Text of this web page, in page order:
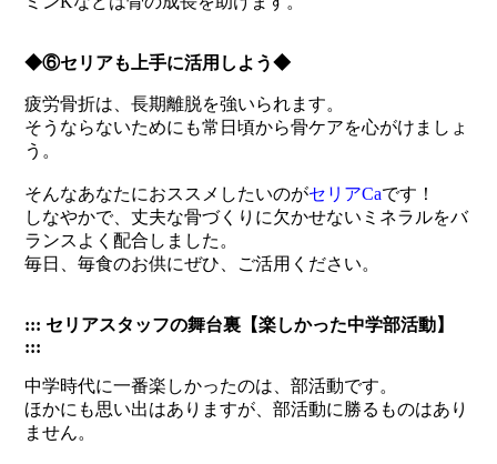
◆⑥セリアも上手に活用しよう◆
疲労骨折は、長期離脱を強いられます。
そうならないためにも常日頃から骨ケアを心がけましょ
う。
そんなあなたにおススメしたいのがセリアCaです！
しなやかで、丈夫な骨づくりに欠かせないミネラルをバ
ランスよく配合しました。
毎日、毎食のお供にぜひ、ご活用ください。
::: セリアスタッフの舞台裏【楽しかった中学部活動】
:::
中学時代に一番楽しかったのは、部活動です。
ほかにも思い出はありますが、部活動に勝るものはあり
ません。